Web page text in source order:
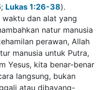
kemuliaan yang tidak
sebagai manusia, Dia
Tuhan, Putra ilahi yang
menyelubungi
satu dengan kita.
membatasi kehidupan ilahi-
Dia tidak menolak